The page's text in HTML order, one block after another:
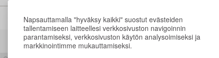
Napsauttamalla "hyväksy kaikki" suostut evästeiden
tallentamiseen laitteellesi verkkosivuston navigoinnin
parantamiseksi, verkkosivuston käytön analysoimiseksi ja
markkinointimme mukauttamiseksi.
Muiden katsomia kohteita